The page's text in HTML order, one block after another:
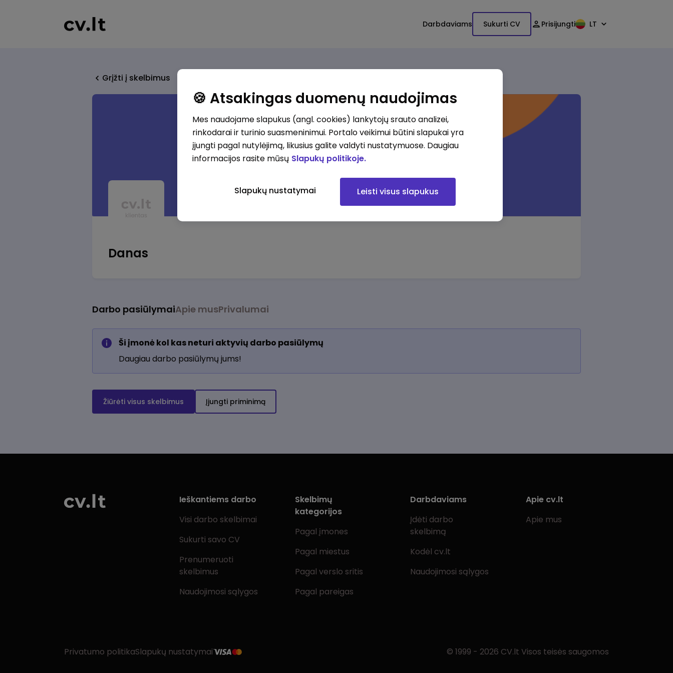
Darbdaviams Sukurti CV Prisijungti LT
Grįžti į skelbimus
Danas
Darbo pasiūlymaiApie musPrivalumai
Ši įmonė kol kas neturi aktyvių darbo pasiūlymų
Daugiau darbo pasiūlymų jums!
Žiūrėti visus skelbimus Įjungti priminimą
Ieškantiems darbo
Visi darbo skelbimai
Sukurti savo CV
Prenumeruoti
skelbimus
Naudojimosi sąlygos
Skelbimų
kategorijos
Pagal įmones
Pagal miestus
Pagal verslo sritis
Pagal pareigas
Darbdaviams
Įdėti darbo
skelbimą
Kodėl cv.lt
Naudojimosi sąlygos
Apie cv.lt
Apie mus
Privatumo politikaSlapukų nustatymai © 1999 - 2026 CV.lt Visos teisės saugomos
🍪 Atsakingas duomenų naudojimas
Mes naudojame slapukus (angl. cookies) lankytojų srauto analizei,
rinkodarai ir turinio suasmeninimui. Portalo veikimui būtini slapukai yra
įjungti pagal nutylėjimą, likusius galite valdyti nustatymuose. Daugiau
informacijos rasite mūsų Slapukų politikoje.
Slapukų nustatymai Leisti visus slapukus